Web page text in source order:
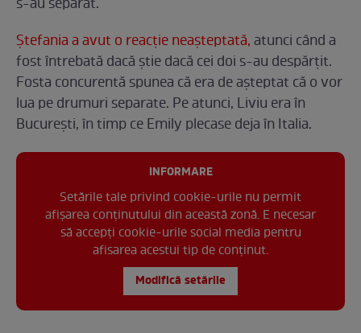
s-au separat.
Ștefania a avut o reacție neașteptată,atunci când a
fost întrebată dacă știe dacă cei doi s-au despărțit.
Fosta concurentă spunea că era de așteptat că o vor
lua pe drumuri separate. Pe atunci, Liviu era în
București, în timp ce Emily plecase deja în Italia.
INFORMARE
Setările tale privind cookie-urile nu permit
afișarea conținutului din această zonă. E necesar
să accepți cookie-urile social media pentru
afisarea acestui tip de conținut.
Modifică setările